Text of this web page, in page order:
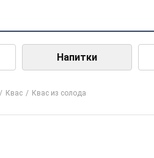
Напитки
Квас Квас из солода